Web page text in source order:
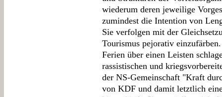
wiederum deren jeweilige
zumindest die Intention von
Sie verfolgen mit der
Tourismus pejorativ
Ferien über einen Leisten
rassistischen und
der NS-Gemeinschaft "Kraft
von KDF und damit letztlich